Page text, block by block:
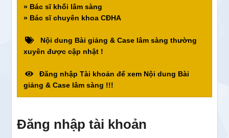
» Bác sĩ khối lâm sàng
» Bác sĩ chuyên khoa CĐHA
Nội dung Bài giảng & Case lâm sàng thường
xuyên được cập nhật !
Đăng nhập Tài khoản để xem Nội dung Bài
giảng & Case lâm sàng !!!
Đăng nhập tài khoản